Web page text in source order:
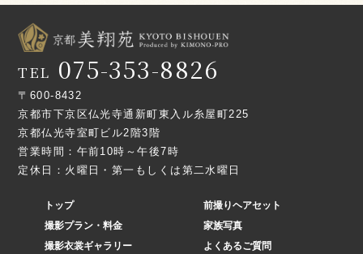
TEL 075-353-8826
〒600-8432
京都市下京区仏光寺通新町東入ル糸屋町225
京都仏光寺室町ビル2階3階
営業時間：午前10時～午後7時
定休日：火曜日・第一もしくは第二水曜日
トップ
撮影プラン・料金
撮影衣裳ギャラリー
前撮りヘアセット
家族写真
よくあるご質問